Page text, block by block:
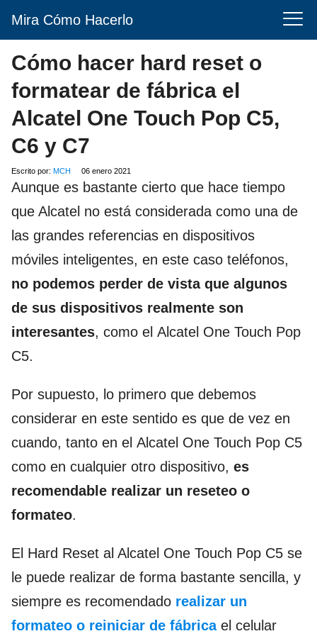
Mira Cómo Hacerlo
Cómo hacer hard reset o
formatear de fábrica el
Alcatel One Touch Pop C5,
C6 y C7
Escrito por: MCH 06 enero 2021
Aunque es bastante cierto que hace tiempo
que Alcatel no está considerada como una de
las grandes referencias en dispositivos
móviles inteligentes, en este caso teléfonos,
no podemos perder de vista que algunos
de sus dispositivos realmente son
interesantes, como el Alcatel One Touch Pop
C5.
Por supuesto, lo primero que debemos
considerar en este sentido es que de vez en
cuando, tanto en el Alcatel One Touch Pop C5
como en cualquier otro dispositivo, es
recomendable realizar un reseteo o
formateo.
El Hard Reset al Alcatel One Touch Pop C5 se
le puede realizar de forma bastante sencilla, y
siempre es recomendado realizar un
formateo o reiniciar de fábricael celular